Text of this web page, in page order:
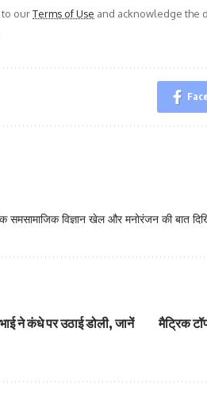
to ourTerms of Use and acknowledge the
समसामाजिक विज्ञान खेल और मनोरंजन की बात
ने कंधे पर उठाई डोली, जानें
मैट्रिक